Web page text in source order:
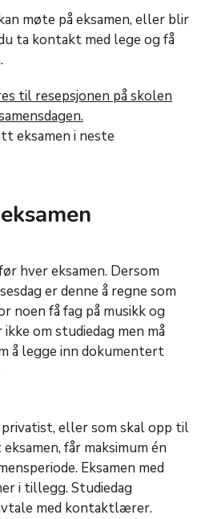
møte på eksamen, eller blir
ta kontakt med lege og få
til resepsjonen på skolen
eksamen i neste
hver eksamen. Dersom
er denne å regne som
noen få fag på musikk og
om studiedag men må
å legge inn dokumentert
eller som skal opp til
får maksimum én
Eksamen med
i tillegg. Studiedag
med kontaktlærer.